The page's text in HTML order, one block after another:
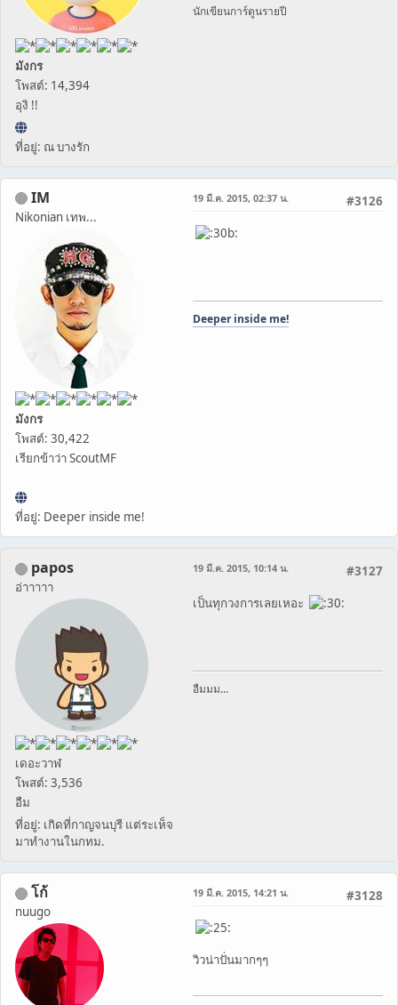
มังกร
โพสต์: 14,394
อุงิ !!
ที่อยู่: ณ บางรัก
นักเขียนการ์ตูนรายปี
IM
Nikonian เทพ...
มังกร
โพสต์: 30,422
เรียกข้าว่า ScoutMF
ที่อยู่: Deeper inside me!
#3126
19 มี.ค. 2015, 02:37 น.
Deeper inside me!
papos
อ่าาาาา
เดอะวาฬ
โพสต์: 3,536
อืม
ที่อยู่: เกิดที่กาญจนบุรี แต่ระเห็จ
มาทำงานในกทม.
#3127
19 มี.ค. 2015, 10:14 น.
เป็นทุกวงการเลยเหอะ
อืมมม...
โก้
nuugo
#3128
19 มี.ค. 2015, 14:21 น.
วิวน่าปั่นมากๆๆ